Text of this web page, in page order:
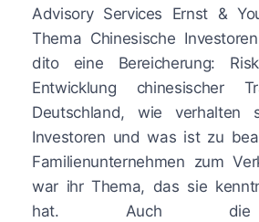
Advisory Services Ernst &
Thema Chinesische
dito eine Bereicherung:
Entwicklung chinesischer
Deutschland, wie verhalten
Investoren und was ist zu
Familienunternehmen zum
war ihr Thema, das sie
hat. Auch die